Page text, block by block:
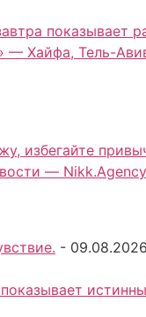
показывает
— Хайфа, Тель-
избегайте
—
- 09.08.2026